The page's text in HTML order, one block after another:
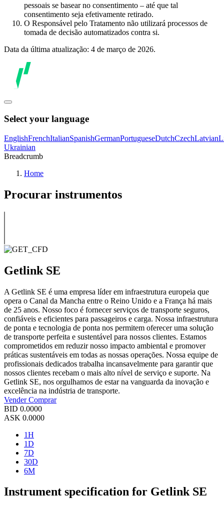
pessoais se basear no consentimento – até que tal
consentimento seja efetivamente retirado.
O Responsável pelo Tratamento não utilizará processos de
tomada de decisão automatizados contra si.
Data da última atualização: 4 de março de 2026.
Select your language
EnglishFrenchItalianSpanishGermanPortugueseDutchCzechLatvian
Ukrainian
Breadcrumb
Home
Procurar instrumentos
Getlink SE
A Getlink SE é uma empresa líder em infraestrutura europeia que
opera o Canal da Mancha entre o Reino Unido e a França há mais
de 25 anos. Nosso foco é fornecer serviços de transporte seguros,
confiáveis e eficientes para passageiros e carga. Nossa infraestrutura
de ponta e tecnologia de ponta nos permitem oferecer uma solução
de transporte perfeita e sustentável para nossos clientes. Estamos
comprometidos em reduzir nosso impacto ambiental e promover
práticas sustentáveis em todas as nossas operações. Nossa equipe de
profissionais dedicados trabalha incansavelmente para garantir que
nossos clientes recebam o mais alto nível de serviço e suporte. Na
Getlink SE, nos orgulhamos de estar na vanguarda da inovação e
excelência na indústria de transporte.
VenderComprar
BID 0.0000
ASK 0.0000
1H
1D
7D
30D
6M
Instrument specification for Getlink SE